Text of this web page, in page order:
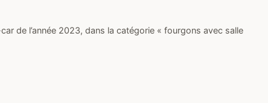
de l’année 2023, dans la catégorie « fourgons avec salle